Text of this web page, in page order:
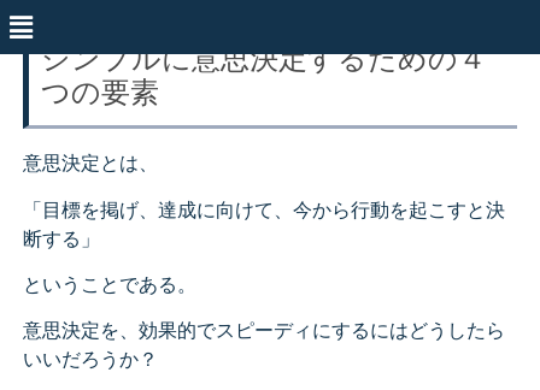
シンプルに意思決定するための４
つの要素
意思決定とは、
「目標を掲げ、達成に向けて、今から行動を起こすと決
断する」
ということである。
意思決定を、効果的でスピーディにするにはどうしたら
いいだろうか？